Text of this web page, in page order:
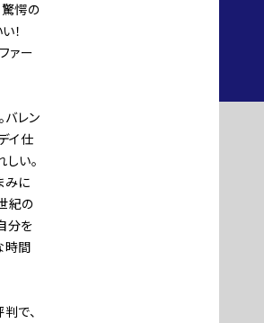
驚愕の
！
ァー
バレン
イ仕
い。
みに
紀の
分を
時間
で、